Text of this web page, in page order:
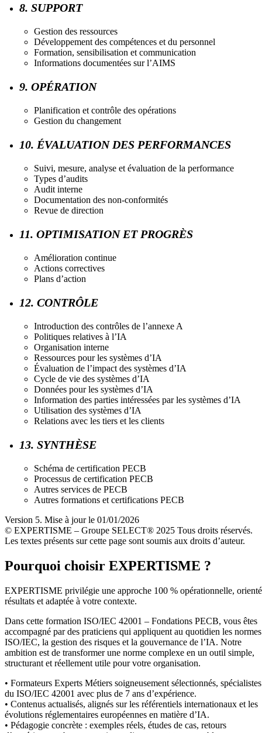
8. SUPPORT
Gestion des ressources
Développement des compétences et du personnel
Formation, sensibilisation et communication
Informations documentées sur l’AIMS
9. OPÉRATION
Planification et contrôle des opérations
Gestion du changement
10. ÉVALUATION DES PERFORMANCES
Suivi, mesure, analyse et évaluation de la performance
Types d’audits
Audit interne
Documentation des non-conformités
Revue de direction
11. OPTIMISATION ET PROGRÈS
Amélioration continue
Actions correctives
Plans d’action
12. CONTRÔLE
Introduction des contrôles de l’annexe A
Politiques relatives à l’IA
Organisation interne
Ressources pour les systèmes d’IA
Évaluation de l’impact des systèmes d’IA
Cycle de vie des systèmes d’IA
Données pour les systèmes d’IA
Information des parties intéressées par les systèmes d’IA
Utilisation des systèmes d’IA
Relations avec les tiers et les clients
13. SYNTHÈSE
Schéma de certification PECB
Processus de certification PECB
Autres services de PECB
Autres formations et certifications PECB
Version 5. Mise à jour le 01/01/2026
© EXPERTISME – Groupe SELECT® 2025 Tous droits réservés.
Les textes présents sur cette page sont soumis aux droits d’auteur.
Pourquoi choisir EXPERTISME ?
EXPERTISME privilégie une approche 100 % opérationnelle,
résultats et adaptée à votre contexte.
Dans cette formation ISO/IEC 42001 – Fondations PECB, vous êtes
accompagné par des praticiens qui appliquent au quotidien les normes
ISO/IEC, la gestion des risques et la gouvernance de l’IA. Notre
ambition est de transformer une norme complexe en un outil simple,
structurant et réellement utile pour votre organisation.
• Formateurs Experts Métiers soigneusement sélectionnés, spécialistes
du ISO/IEC 42001 avec plus de 7 ans d’expérience.
• Contenus actualisés, alignés sur les référentiels internationaux et les
évolutions réglementaires européennes en matière d’IA.
• Pédagogie concrète : exemples réels, études de cas, retours